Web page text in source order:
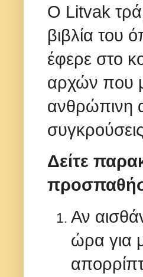
Ο Litvak
βιβλία του
έφερε στο
αρχών που
ανθρώπινη
Δείτε
Αν
ώρα για